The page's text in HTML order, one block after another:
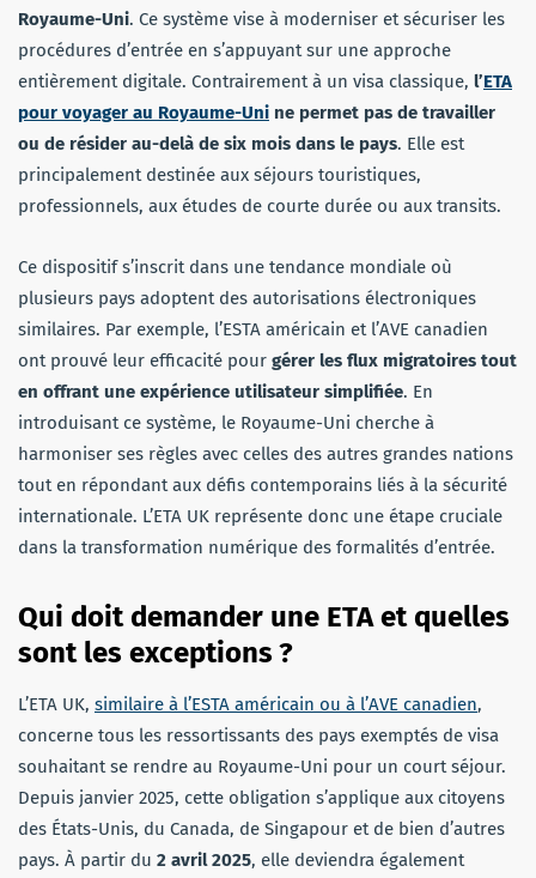
Royaume-Uni. Ce système vise à moderniser et sécuriser les
procédures d’entrée en s’appuyant sur une approche
entièrement digitale. Contrairement à un visa classique, l’ETA
pour voyager au Royaume-Uni ne permet pas de travailler
ou de résider au-delà de six mois dans le pays. Elle est
principalement destinée aux séjours touristiques,
professionnels, aux études de courte durée ou aux transits.
Ce dispositif s’inscrit dans une tendance mondiale où
plusieurs pays adoptent des autorisations électroniques
similaires. Par exemple, l’ESTA américain et l’AVE canadien
ont prouvé leur efficacité pour gérer les flux migratoires tout
en offrant une expérience utilisateur simplifiée. En
introduisant ce système, le Royaume-Uni cherche à
harmoniser ses règles avec celles des autres grandes nations
tout en répondant aux défis contemporains liés à la sécurité
internationale. L’ETA UK représente donc une étape cruciale
dans la transformation numérique des formalités d’entrée.
Qui doit demander une ETA et quelles
sont les exceptions ?
L’ETA UK, similaire à l’ESTA américain ou à l’AVE canadien,
concerne tous les ressortissants des pays exemptés de visa
souhaitant se rendre au Royaume-Uni pour un court séjour.
Depuis janvier 2025, cette obligation s’applique aux citoyens
des États-Unis, du Canada, de Singapour et de bien d’autres
pays. À partir du 2 avril 2025, elle deviendra également